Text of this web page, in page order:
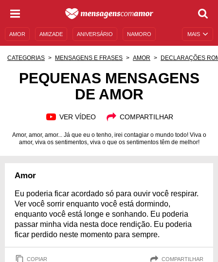
MAIS
AMOR AMIZADE ANIVERSÁRIO NAMORO
MENSAGENS DE ANIVERSÁRIO
CATEGORIAS MENSAGENS E FRASES AMOR DECLARAÇÕES
PEQUENAS MENSAGENS
DE AMOR
VER VÍDEO COMPARTILHAR
Amor, amor, amor... Já que eu o tenho, irei contagiar o mundo todo! Viva o
amor, viva os sentimentos, viva o que os sentimentos têm de melhor!
Amor
Eu poderia ficar acordado só para ouvir você respirar.
Ver você sorrir enquanto você está dormindo,
enquanto você está longe e sonhando. Eu poderia
passar minha vida nesta doce rendição. Eu poderia
ficar perdido neste momento para sempre.
COPIAR COMPARTILHAR